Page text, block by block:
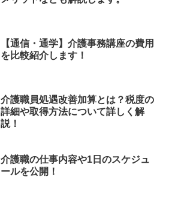
【通信・通学】介護事務講座の費用
を比較紹介します！
介護職員処遇改善加算とは？税度の
詳細や取得方法について詳しく解
説！
介護職の仕事内容や1日のスケジュ
ールを公開！